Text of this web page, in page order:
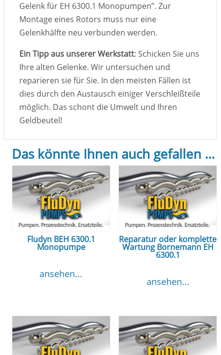
Gelenk für EH 6300.1 Monopumpen”. Zur
Montage eines Rotors muss nur eine
Gelenkhälfte neu verbunden werden.
Ein Tipp aus unserer Werkstatt: Schicken Sie uns
Ihre alten Gelenke. Wir untersuchen und
reparieren sie für Sie. In den meisten Fällen ist
dies durch den Austausch einiger Verschleißteile
möglich. Das schont die Umwelt und Ihren
Geldbeutel!
Das könnte Ihnen auch gefallen …
Fludyn BEH 6300.1
Monopumpe
ansehen...
Reparatur oder komplette
Wartung Bornemann EH
6300.1
ansehen...